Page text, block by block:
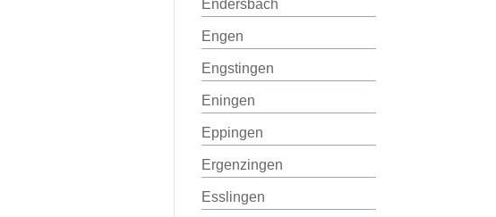
Endersbach
Engen
Engstingen
Eningen
Eppingen
Ergenzingen
Esslingen